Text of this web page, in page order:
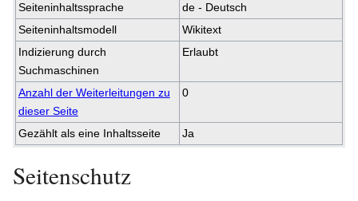
Seiteninhaltssprache
de - Deutsch
Seiteninhaltsmodell
Wikitext
Indizierung durch
Suchmaschinen
Erlaubt
Anzahl der Weiterleitungen zu
dieser Seite
0
Gezählt als eine Inhaltsseite Ja
Seitenschutz